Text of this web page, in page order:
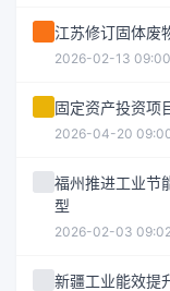
江苏修订固体废
2026-02-13 09:00
固定资产投资项
2026-04-20 09:00
福州推进工业节
型
2026-02-03 09:02
新疆工业能效提